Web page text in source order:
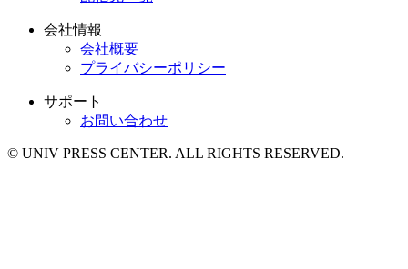
会社情報
会社概要
プライバシーポリシー
サポート
お問い合わせ
© UNIV PRESS CENTER. ALL RIGHTS RESERVED.